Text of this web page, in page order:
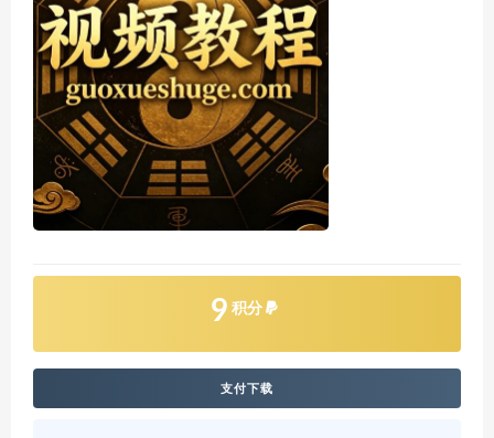
9 积分
支付下载